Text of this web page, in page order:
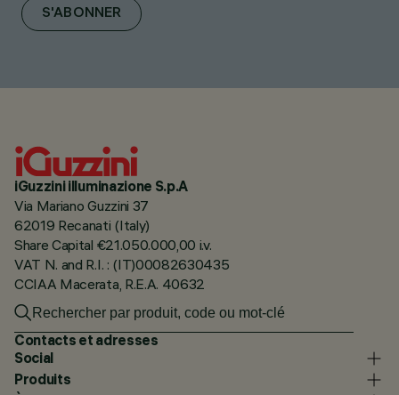
S'ABONNER
iGuzzini illuminazione S.p.A
Via Mariano Guzzini 37
62019 Recanati (Italy)
Share Capital €21.050.000,00 i.v.
VAT N. and R.I. : (IT)00082630435
CCIAA Macerata, R.E.A. 40632
Contacts et adresses
Social
Produits